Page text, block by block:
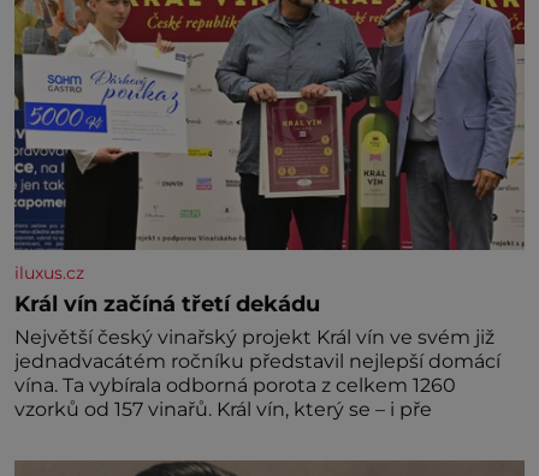
iluxus.cz
Král vín začíná třetí dekádu
Největší český vinařský projekt Král vín ve svém již
jednadvacátém ročníku představil nejlepší domácí
vína. Ta vybírala odborná porota z celkem 1260
vzorků od 157 vinařů. Král vín, který se – i pře